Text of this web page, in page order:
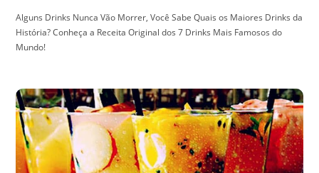
Alguns Drinks Nunca Vão Morrer, Você Sabe Quais os Maiores Drinks da
História? Conheça a Receita Original dos 7 Drinks Mais Famosos do
Mundo!